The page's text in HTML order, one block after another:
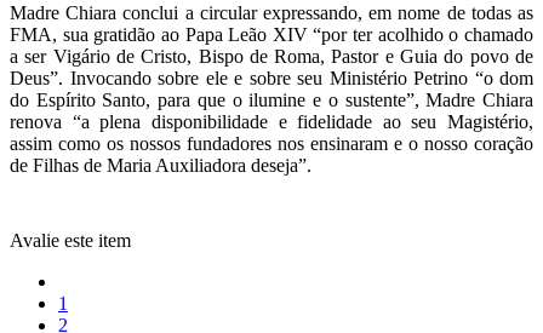
Madre Chiara conclui a circular expressando, em nome de todas as
FMA, sua gratidão ao Papa Leão XIV “por ter acolhido o chamado
a ser Vigário de Cristo, Bispo de Roma, Pastor e Guia do povo de
Deus”. Invocando sobre ele e sobre seu Ministério Petrino “o dom
do Espírito Santo, para que o ilumine e o sustente”, Madre Chiara
renova “a plena disponibilidade e fidelidade ao seu Magistério,
assim como os nossos fundadores nos ensinaram e o nosso coração
de Filhas de Maria Auxiliadora deseja”.
Avalie este item
1
2